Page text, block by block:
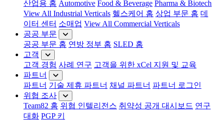
산업용 홈 Automotive Food & Beverage Pharma & Biotech
View All Industrial Verticals 헬스케어 홈 상업 부문 홈 데
이터 센터 소매업 View All Commercial Verticals
공공 부문
공공 부문 홈 연방 정부 홈 SLED 홈
고객
고객 경험 사례 연구 고객을 위한 xCel 지원 및 교육
파트너
파트너 기술 제휴 파트너 채널 파트너 파트너 로그인
위협 조사
Team82 홈 위협 인텔리전스 취약성 공개 대시보드 연구
대화 PGP 키